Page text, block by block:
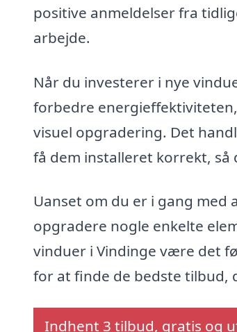
positive anmeldelser fra
arbejde.
Når du investerer i nye
forbedre
visuel opgradering. Det
få dem installeret korrekt, så
Uanset om du er i gang
opgradere nogle enkelte
vinduer i Vindinge være det
for at finde de bedste tilbud,
Indhent 3 tilbud, gratis og